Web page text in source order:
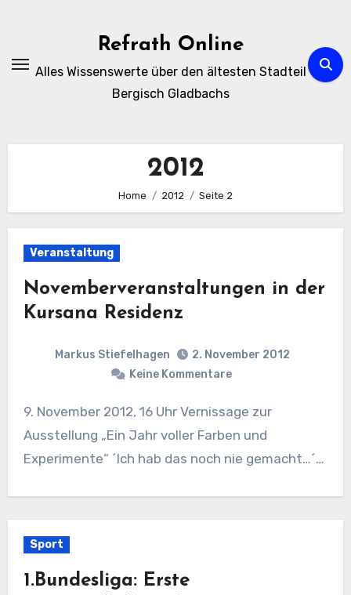
Refrath Online
Alles Wissenswerte über den ältesten Stadteil
Bergisch Gladbachs
2012
Home 2012 Seite 2
Veranstaltung
Novemberveranstaltungen in der
Kursana Residenz
Markus Stiefelhagen
2. November 2012
Keine Kommentare
9. November 2012, 16 Uhr Vernissage zur
Ausstellung „Ein Jahr voller Farben und
Experimente“ ´Ich hab das noch nie gemacht…´…
Sport
1.Bundesliga: Erste